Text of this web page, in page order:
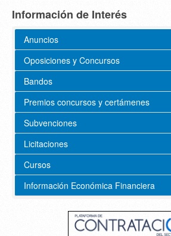
Información de Interés
Anuncios
Oposiciones y Concursos
Bandos
Premios concursos y certámenes
Subvenciones
Licitaciones
Cursos
Información Económica Financiera